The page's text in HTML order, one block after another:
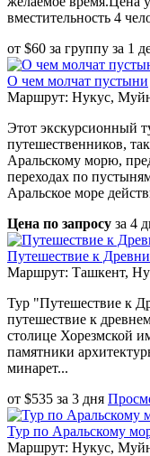
вместительность 4
от $60 за группу за 1
О чем молчат пустыни
Маршрут: Нукус,
Этот экскурсионный
путешественников,
Аральскому морю,
переходах по
Аральское море
Цена по запросу за 4
Путешествие к
Маршрут: Ташкент,
Тур "Путешествие к
путешествие к
столице Хорезмской
памятники
минарет...
от $535 за 3 дня
Тур по Аральскому
Маршрут: Нукус,